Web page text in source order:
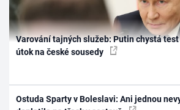
Varování tajných služeb: Putin chystá test
útok na české sousedy
Ostuda Sparty v Boleslavi: Ani jednou